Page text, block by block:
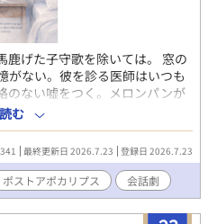
鹿げた子守歌を除いては。 窓の
がない。彼を診る医師はいつも
のない嘘をつく。メロンパンが
くだらないジョークと、水を取
それが青年の世界のすべて。
）
む
最終更新日 2026.7.23 登録日 2026.7.23
ポストアポカリプス 会話劇